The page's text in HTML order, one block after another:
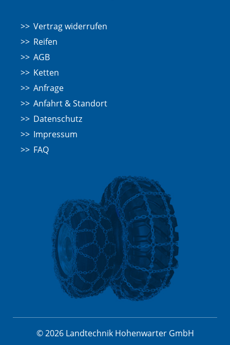
Vertrag widerrufen
Reifen
AGB
Ketten
Anfrage
Anfahrt & Standort
Datenschutz
Impressum
FAQ
© 2026 Landtechnik Hohenwarter GmbH